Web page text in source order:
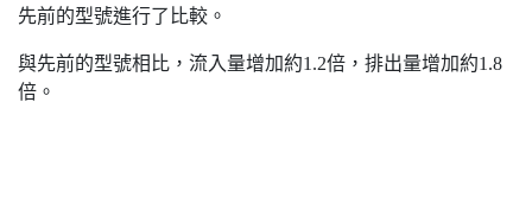
先前的型號進行了比較。
與先前的型號相比，流入量增加約1.2倍，排出量增加約1.8
倍。